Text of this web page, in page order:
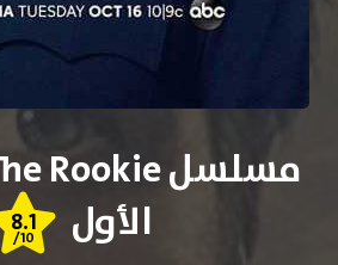
الأول
8.1
/10